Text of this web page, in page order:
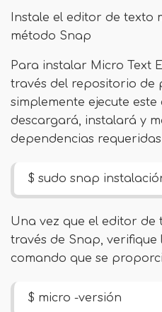
Instale el editor de texto
método Snap
Para instalar Micro Text
través del repositorio de
simplemente ejecute
descargará, instalará y
dependencias
$ sudo snap
Una vez que el editor de
través de Snap,
comando que se
$ micro -versión